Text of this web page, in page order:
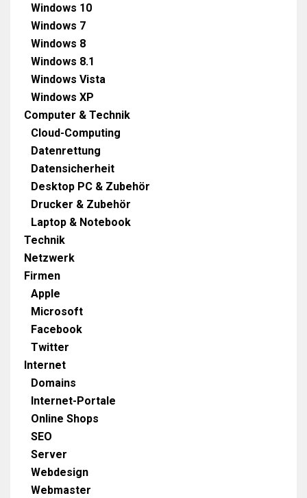
Windows 10
Windows 7
Windows 8
Windows 8.1
Windows Vista
Windows XP
Computer & Technik
Cloud-Computing
Datenrettung
Datensicherheit
Desktop PC & Zubehör
Drucker & Zubehör
Laptop & Notebook
Technik
Netzwerk
Firmen
Apple
Microsoft
Facebook
Twitter
Internet
Domains
Internet-Portale
Online Shops
SEO
Server
Webdesign
Webmaster